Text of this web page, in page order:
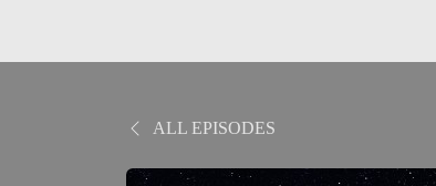
ALL EPISODES